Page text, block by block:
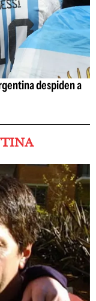
despiden a